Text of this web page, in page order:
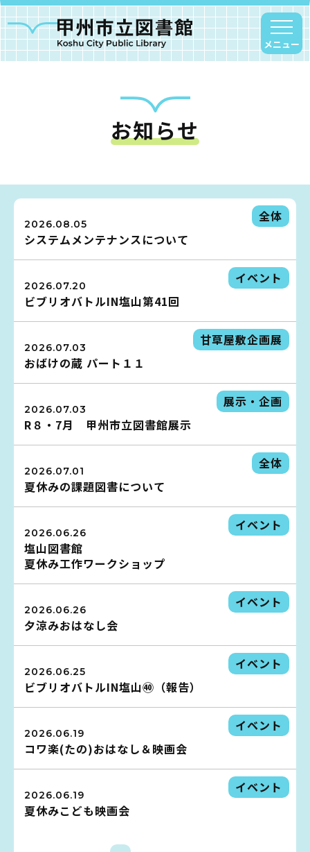
メニュー
お知らせ
2026.08.05
全体
システムメンテナンスについて
2026.07.20
イベント
ビブリオバトルIN塩山第41回
2026.07.03
甘草屋敷企画展
おばけの蔵 パート１１
2026.07.03
展示・企画
R８・7月 甲州市立図書館展示
2026.07.01
全体
夏休みの課題図書について
2026.06.26
イベント
塩山図書館
夏休み工作ワークショップ
2026.06.26
イベント
夕涼みおはなし会
2026.06.25
イベント
ビブリオバトルIN塩山㊵（報告）
2026.06.19
イベント
コワ楽(たの)おはなし＆映画会
2026.06.19
イベント
夏休みこども映画会
甲州市図書館について
甘草屋敷子ども図書館
読書アニマシオン
お知らせ
図書館地図PDF
リンク集
申請書ダウンロード
インターネットサービス
蔵書検索・マイページ
としょかん